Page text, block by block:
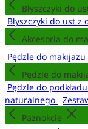
Błyszczyki do
Błyszczyki do ust z
Akcesoria do
Pędzle do makijażu
Pędzle do
Pędzle do podkładu
naturalnego
Paznokcie